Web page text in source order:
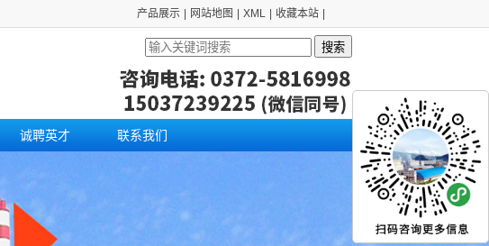
产品展示 网站地图 XML 收藏本站
搜索
诚聘英才 联系我们